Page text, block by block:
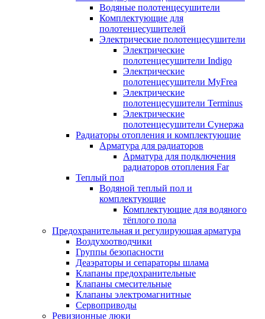
Водяные полотенцесушители
Комплектующие для
полотенцесушителей
Электрические полотенцесушители
Электрические
полотенцесушители Indigo
Электрические
полотенцесушители MyFrea
Электрические
полотенцесушители Terminus
Электрические
полотенцесушители Сунержа
Радиаторы отопления и комплектующие
Арматура для радиаторов
Арматура для подключения
радиаторов отопления Far
Теплый пол
Водяной теплый пол и
комплектующие
Комплектующие для водяного
тёплого пола
Предохранительная и регулирующая арматура
Воздухоотводчики
Группы безопасности
Деаэраторы и сепараторы шлама
Клапаны предохранительные
Клапаны смесительные
Клапаны электромагнитные
Сервоприводы
Ревизионные люки